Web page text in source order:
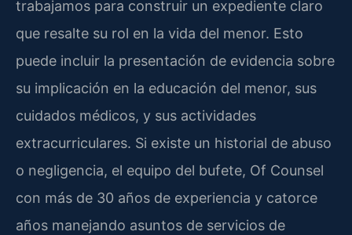
trabajamos para construir un expediente claro
que resalte su rol en la vida del menor. Esto
puede incluir la presentación de evidencia sobre
su implicación en la educación del menor, sus
cuidados médicos, y sus actividades
extracurriculares. Si existe un historial de abuso
o negligencia, el equipo del bufete, Of Counsel
con más de 30 años de experiencia y catorce
años manejando asuntos de servicios de